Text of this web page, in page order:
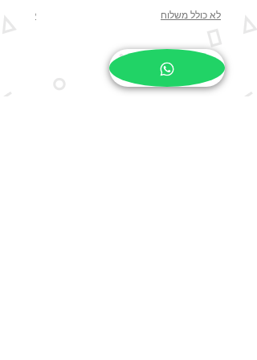
לא כולל משלוח לא כולל